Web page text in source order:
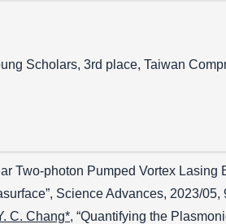
Scholars, 3rd place, Taiwan
Two-photon Pumped Vortex Lasing
Science Advances, 2023/05,
C. Chang*, “Quantifying the